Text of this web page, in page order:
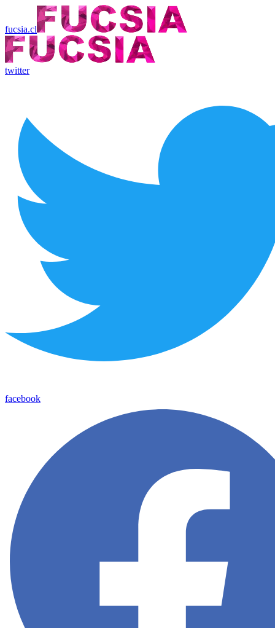
fucsia.cl
twitter
facebook